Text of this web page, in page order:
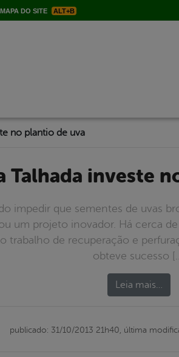
MAPA DO SITE ALT+B
no plantio de uva
Talhada investe
impedir que sementes de uvas
um projeto inovador. Há cerca
trabalho de recuperação e
obteve sucesso
Leia mais…
publicado: 31/10/2013 21h40, última